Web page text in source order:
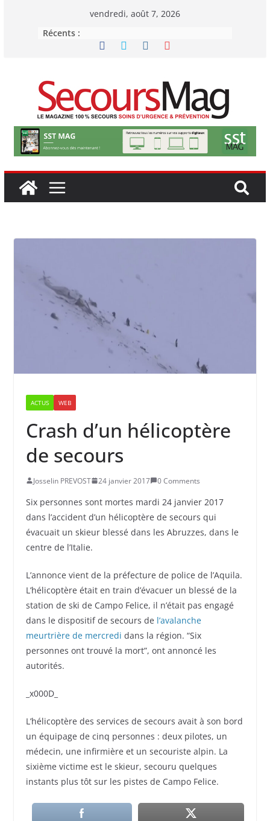
vendredi, août 7, 2026
Récents :
ACTUS WEB
Crash d’un hélicoptère
de secours
Josselin PREVOST 24 janvier 2017 0 Comments
Six personnes sont mortes mardi 24 janvier 2017
dans l’accident d’un hélicoptère de secours qui
évacuait un skieur blessé dans les Abruzzes, dans le
centre de l’Italie.
L’annonce vient de la préfecture de police de l’Aquila.
L’hélicoptère était en train d’évacuer un blessé de la
station de ski de Campo Felice, il n’était pas engagé
dans le dispositif de secours de l’avalanche
meurtrière de mercredi dans la région. “Six
personnes ont trouvé la mort”, ont annoncé les
autorités.
_x000D_
L’hélicoptère des services de secours avait à son bord
un équipage de cinq personnes : deux pilotes, un
médecin, une infirmière et un secouriste alpin. La
sixième victime est le skieur, secouru quelques
instants plus tôt sur les pistes de Campo Felice.